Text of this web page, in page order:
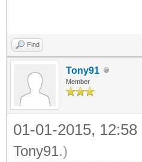
Find
Tony91
Member
01-01-2015, 12:58
Tony91.)